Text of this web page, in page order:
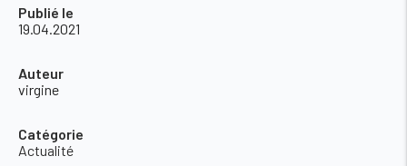
Publié le
19.04.2021
Auteur
virgine
Catégorie
Actualité